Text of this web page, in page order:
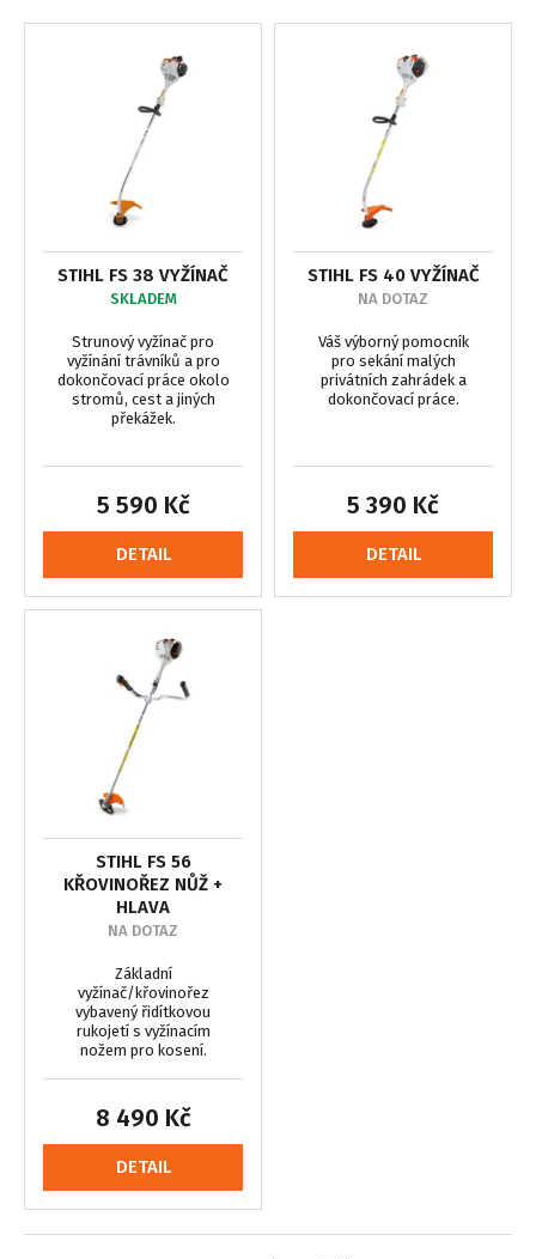
STIHL FS 38 VYŽÍNAČ
SKLADEM
Strunový vyžínač pro
vyžínání trávníků a pro
dokončovací práce okolo
stromů, cest a jiných
překážek.
5 590 Kč
DETAIL
STIHL FS 40 VYŽÍNAČ
NA DOTAZ
Váš výborný pomocník
pro sekání malých
privátních zahrádek a
dokončovací práce.
5 390 Kč
DETAIL
STIHL FS 56
KŘOVINOŘEZ NŮŽ +
HLAVA
NA DOTAZ
Základní
vyžínač/křovinořez
vybavený řidítkovou
rukojetí s vyžínacím
nožem pro kosení.
8 490 Kč
DETAIL